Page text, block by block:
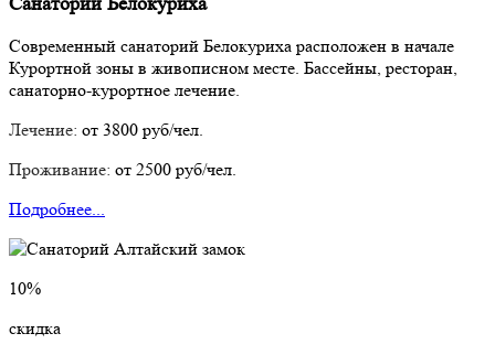
Современный санаторий Белокуриха расположен в начале
Курортной зоны в живописном месте. Бассейны, ресторан,
санаторно-курортное лечение.
Лечение: от 3800 руб/чел.
Проживание: от 2500 руб/чел.
Подробнее...
10%
скидка